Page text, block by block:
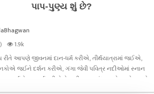
પાપ-પુણ્ય શું છે?
1.9k
રીતે આપણે જીવનમાં દાન-ધર્મ કરીએ, તીર્થયાત્રામાં જઈએ,
જઈને દર્શન કરીએ, ગંગા જેવી પવિત્ર નદીઓમાં સ્નાન
શુભકાર્ય કે સત્કાર્ય કરીએ તેનાથી પુણ્ય બંધાય એમ કહેવાય છે.